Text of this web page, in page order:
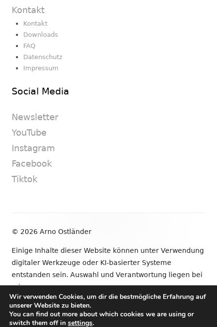
Kontakt
Kontakt
Downloads
FAQ
Datenschutz
Impressum
Social Media
Newsletter
YouTube
Instagram
Facebook
Tiktok
© 2026 Arno Ostländer
Einige Inhalte dieser Website können unter Verwendung
digitaler Werkzeuge oder KI-basierter Systeme
entstanden sein. Auswahl und Verantwortung liegen bei
mir.
•VerwendetTiny Framework
Wir verwenden Cookies, um dir die bestmögliche Erfahrung auf
unserer Website zu bieten.
You can find out more about which cookies we are using or
switch them off in settings.